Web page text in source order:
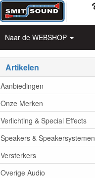
Naar de WEBSHOP
Artikelen
Aanbiedingen
Onze Merken
Verlichting & Special Effects
Speakers & Speakersystemen
Versterkers
Overige Audio